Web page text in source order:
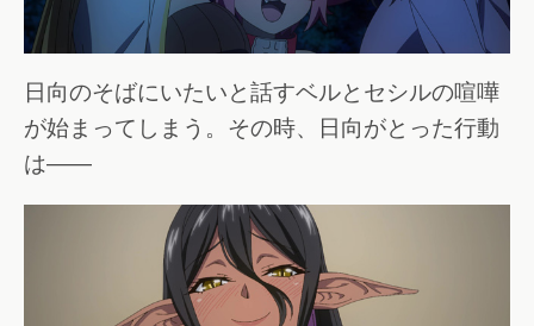
日向のそばにいたいと話すベルとセシルの喧嘩
が始まってしまう。その時、日向がとった行動
は――